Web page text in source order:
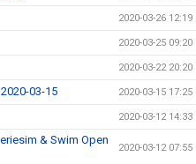
2020-03-26 12:19
2020-03-25 09:20
2020-03-22 20:20
03-15 2020-03-15 17:25
2020-03-12 14:33
& Swim Open
2020-03-12 07:55